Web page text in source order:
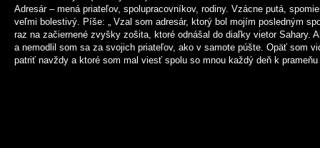
Adresár – mená priateľov, spolupracovníkov, rodiny. Vzácne putá,
veľmi bolestivý. Píše: „ Vzal som adresár, ktorý bol mojím posledným
raz na začiernené zvyšky zošita, ktoré odnášal do diaľky vietor
a nemodlil som sa za svojich priateľov, ako v samote púšte. Opäť som
patriť navždy a ktoré som mal viesť spolu so mnou každý deň k prameňu